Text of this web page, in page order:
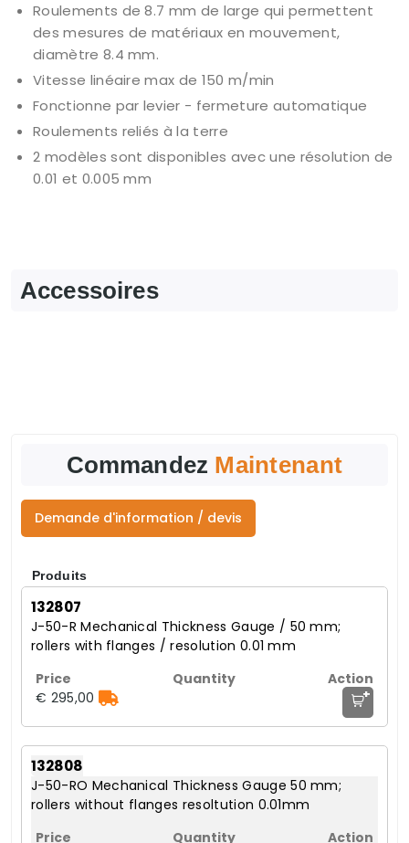
Roulements de 8.7 mm de large qui permettent
des mesures de matériaux en mouvement,
diamètre 8.4 mm.
Vitesse linéaire max de 150 m/min
Fonctionne par levier - fermeture automatique
Roulements reliés à la terre
2 modèles sont disponibles avec une résolution de
0.01 et 0.005 mm
Accessoires
Commandez Maintenant
Demande d'information / devis
Produits
132807
J-50-R Mechanical Thickness Gauge / 50 mm;
rollers with flanges / resolution 0.01 mm
€ 295,00 +
132808
J-50-RO Mechanical Thickness Gauge 50 mm;
rollers without flanges resoltution 0.01mm